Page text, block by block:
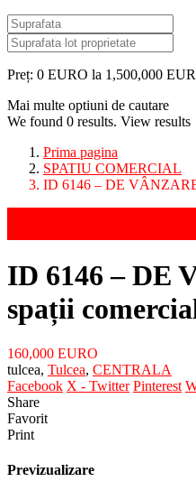
Preț: 0 EURO la 1,500,000
Mai multe optiuni de cautare
We found 0 results. View results
Prima pagina
SPATIU COMERCIAL
ID 6146 – DE VÂNZARE
ID 6146 – DE
spații
160,000 EURO
tulcea, Tulcea, CENTRALA
Facebook X - Twitter Pinterest
Share
Favorit
Print
Previzualizare